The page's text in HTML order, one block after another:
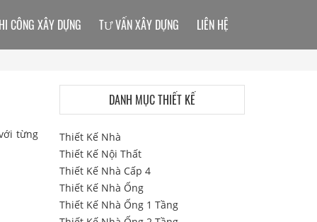
từng
CÔNG XÂY DỰNG TƯ VẤN XÂY DỰNG LIÊN HỆ
DANH MỤC THIẾT KẾ
Thiết Kế Nhà
Thiết Kế Nội Thất
Thiết Kế Nhà Cấp 4
Thiết Kế Nhà Ống
Thiết Kế Nhà Ống 1 Tầng